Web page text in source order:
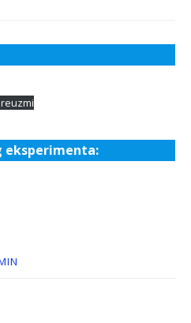
eksperimenta: